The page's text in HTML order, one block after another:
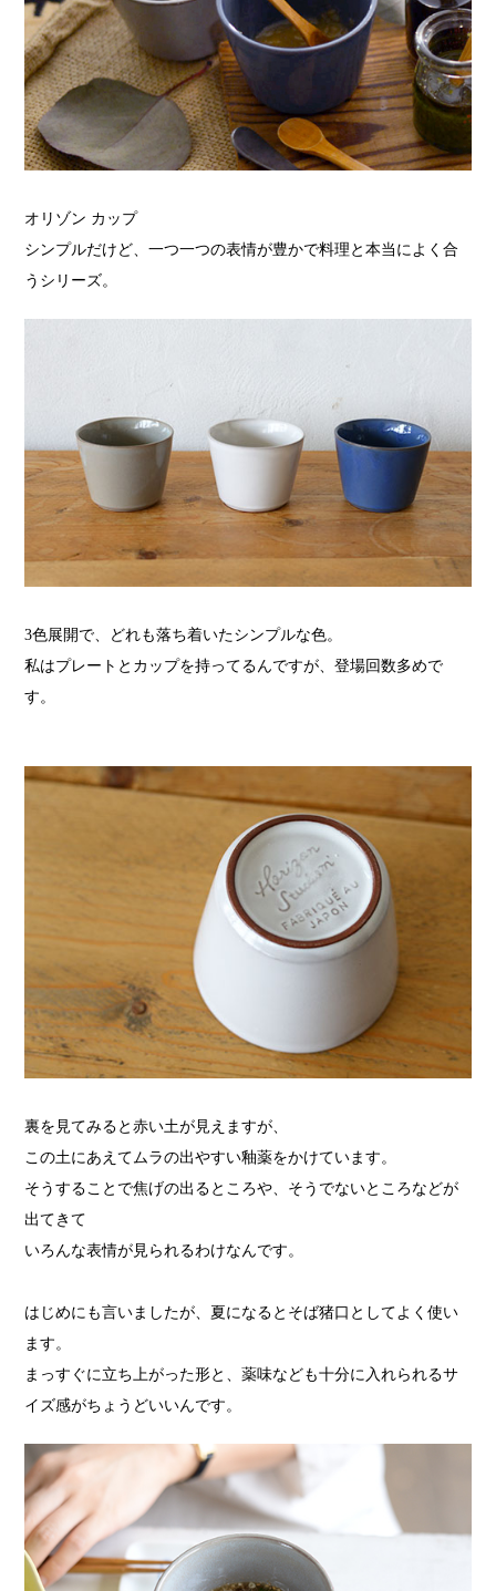
オリゾン カップ
シンプルだけど、一つ一つの表情が豊かで料理と本当によく合
うシリーズ。
3色展開で、どれも落ち着いたシンプルな色。
私はプレートとカップを持ってるんですが、登場回数多めで
す。
裏を見てみると赤い土が見えますが、
この土にあえてムラの出やすい釉薬をかけています。
そうすることで焦げの出るところや、そうでないところなどが
出てきて
いろんな表情が見られるわけなんです。
はじめにも言いましたが、夏になるとそば猪口としてよく使い
ます。
まっすぐに立ち上がった形と、薬味なども十分に入れられるサ
イズ感がちょうどいいんです。